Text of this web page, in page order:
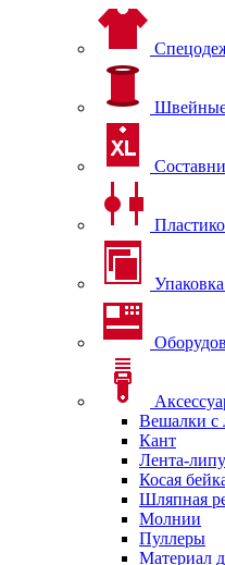
Вешалки с
Кант
Лента-
Косая
Шляпная
Молнии
Пуллеры
Материал